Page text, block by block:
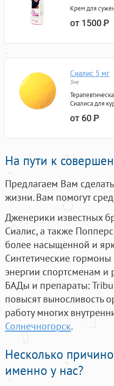
Крем для
от 1500Р
Сиалис 5 мг
5мг
Сиалиса для
от 60Р
На пути к
Предлагаем Вам
жизни. Вам помогут
Дженерики известных
Сиалис, а также
более насыщенной и
Синтетические гормоны
энергии спортсменам
БАДы и препараты:
повысят выносливость
работу многих
Солнечногорск.
Несколько
именно у нас?